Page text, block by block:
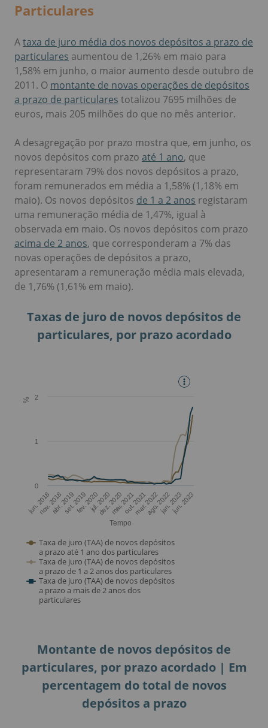
Particulares
Ataxa de juro média dos novos depósitos a prazo de
particulares aumentou de 1,26% em maio para
1,58% em junho, o maior aumento desde outubro de
2011. O montante de novas operações de depósitos
a prazo de particulares totalizou 7695 milhões de
euros, mais 205 milhões do que no mês anterior.
A desagregação por prazo mostra que, em junho, os
novos depósitos com prazo até 1 ano, que
representaram 79% dos novos depósitos a prazo,
foram remunerados em média a 1,58% (1,18% em
maio). Os novos depósitos de 1 a 2 anos registaram
uma remuneração média de 1,47%, igual à
observada em maio. Os novos depósitos com prazo
acima de 2 anos, que corresponderam a 7% das
novas operações de depósitos a prazo,
apresentaram a remuneração média mais elevada,
de 1,76% (1,61% em maio).
Taxas de juro de novos depósitos de
particulares, por prazo acordado
Montante de novos depósitos de
particulares, por prazo acordado | Em
percentagem do total de novos
depósitos a prazo